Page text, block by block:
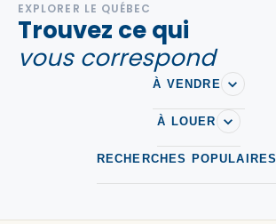
EXPLORER LE QUÉBEC
Trouvez ce qui
vous correspond
À VENDRE
À LOUER
RECHERCHES POPULAIRES